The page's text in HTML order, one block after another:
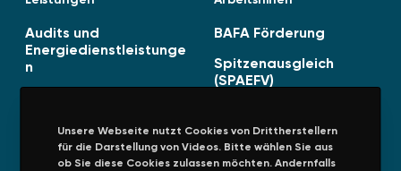
Audits und
Energiedienstleistunge
n
Managementsysteme
BAFA Förderung
Spitzenausgleich
(SPAEFV)
Unsere Webseite nutzt Cookies von Drittherstellern
für die Darstellung von Videos. Bitte wählen Sie aus
ob Sie diese Cookies zulassen möchten. Andernfalls